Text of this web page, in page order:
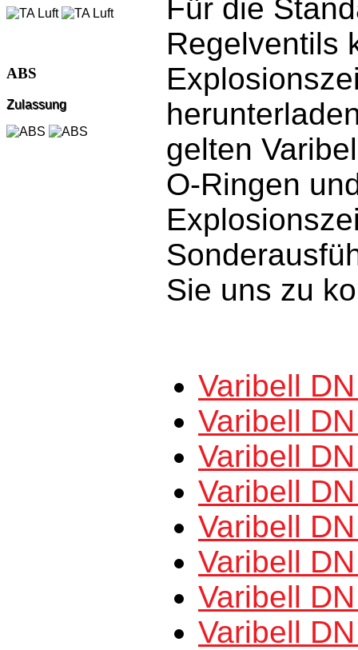
ABS
Zulassung
Für die
Regelventils
gelten
O-Ringen
Sie uns zu
Varibell
Varibell
Varibell
Varibell
Varibell
Varibell
Varibell
Varibell